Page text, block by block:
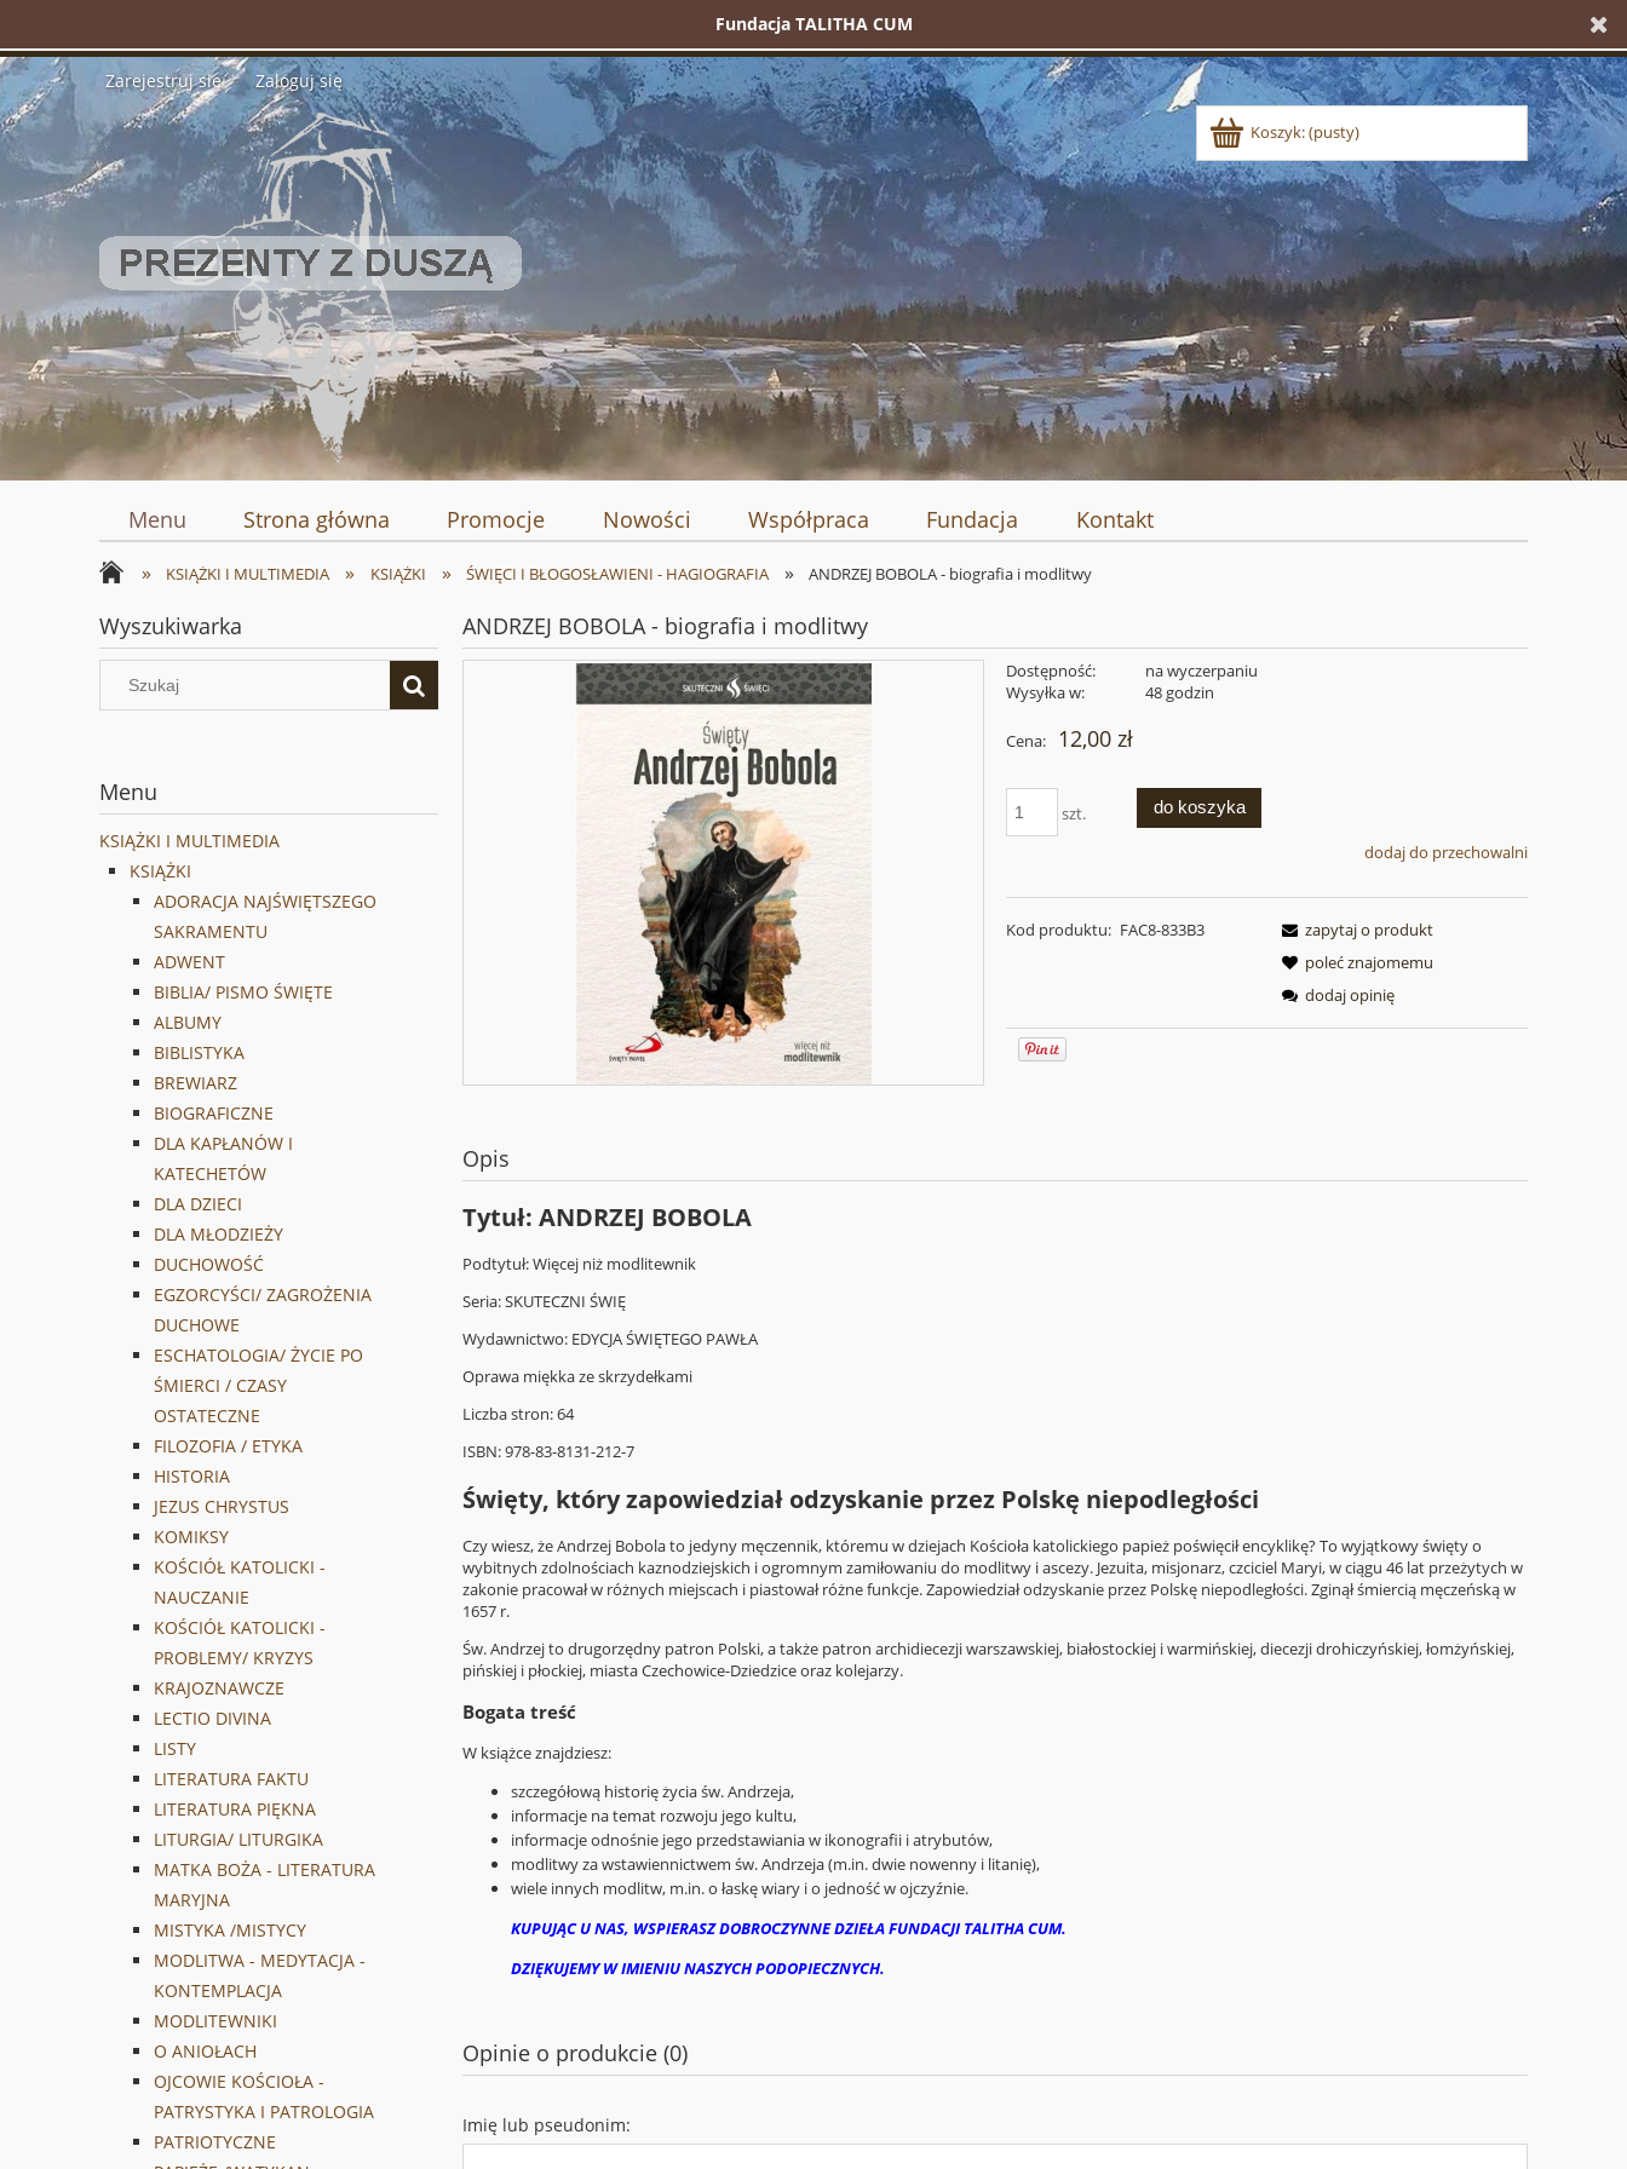
Fundacja TALITHA CUM
Zarejestruj się Zaloguj się
Koszyk:(pusty)
Menu Strona główna Promocje Nowości Współpraca Fundacja Kontakt
» KSIĄŻKI I MULTIMEDIA » KSIĄŻKI » ŚWIĘCI I BŁOGOSŁAWIENI - HAGIOGRAFIA » ANDRZEJ BOBOLA - biografia i modlitwy
Wyszukiwarka
Menu
KSIĄŻKI I MULTIMEDIA
KSIĄŻKI
ADORACJA NAJŚWIĘTSZEGO
SAKRAMENTU
ADWENT
BIBLIA/ PISMO ŚWIĘTE
ALBUMY
BIBLISTYKA
BREWIARZ
BIOGRAFICZNE
DLA KAPŁANÓW I
KATECHETÓW
DLA DZIECI
DLA MŁODZIEŻY
DUCHOWOŚĆ
EGZORCYŚCI/ ZAGROŻENIA
DUCHOWE
ESCHATOLOGIA/ ŻYCIE PO
ŚMIERCI / CZASY
OSTATECZNE
FILOZOFIA / ETYKA
HISTORIA
JEZUS CHRYSTUS
KOMIKSY
KOŚCIÓŁ KATOLICKI -
NAUCZANIE
KOŚCIÓŁ KATOLICKI -
PROBLEMY/ KRYZYS
KRAJOZNAWCZE
LECTIO DIVINA
LISTY
LITERATURA FAKTU
LITERATURA PIĘKNA
LITURGIA/ LITURGIKA
MATKA BOŻA - LITERATURA
MARYJNA
MISTYKA /MISTYCY
MODLITWA - MEDYTACJA -
KONTEMPLACJA
MODLITEWNIKI
O ANIOŁACH
OJCOWIE KOŚCIOŁA -
PATRYSTYKA I PATROLOGIA
PATRIOTYCZNE
ANDRZEJ BOBOLA - biografia i modlitwy
Dostępność:
na wyczerpaniu
Wysyłka w:
48 godzin
Cena: 12,00 zł
szt. do koszyka
dodaj do przechowalni
Kod produktu: FAC8-833B3
zapytaj o produkt
poleć znajomemu
dodaj opinię
Opis
Tytuł: ANDRZEJ BOBOLA
Podtytuł: Więcej niż modlitewnik
Seria: SKUTECZNI ŚWIĘ
Wydawnictwo: EDYCJA ŚWIĘTEGO PAWŁA
Oprawa miękka ze skrzydełkami
Liczba stron: 64
ISBN: 978-83-8131-212-7
Święty, który zapowiedział odzyskanie przez Polskę niepodległości
Czy wiesz, że Andrzej Bobola to jedyny męczennik, któremu w dziejach Kościoła katolickiego papież poświęcił encyklikę? To wyjątkowy święty o
wybitnych zdolnościach kaznodziejskich i ogromnym zamiłowaniu do modlitwy i ascezy. Jezuita, misjonarz, czciciel Maryi, w ciągu 46 lat przeżytych w
zakonie pracował w różnych miejscach i piastował różne funkcje. Zapowiedział odzyskanie przez Polskę niepodległości. Zginął śmiercią męczeńską w
1657 r.
Św. Andrzej to drugorzędny patron Polski, a także patron archidiecezji warszawskiej, białostockiej i warmińskiej, diecezji drohiczyńskiej, łomżyńskiej,
pińskiej i płockiej, miasta Czechowice-Dziedzice oraz kolejarzy.
Bogata treść
W książce znajdziesz:
szczegółową historię życia św. Andrzeja,
informacje na temat rozwoju jego kultu,
informacje odnośnie jego przedstawiania w ikonografii i atrybutów,
modlitwy za wstawiennictwem św. Andrzeja (m.in. dwie nowenny i litanię),
wiele innych modlitw, m.in. o łaskę wiary i o jedność w ojczyźnie.
KUPUJĄC U NAS, WSPIERASZ DOBROCZYNNE DZIEŁA FUNDACJI TALITHA CUM.
DZIĘKUJEMY W IMIENIU NASZYCH PODOPIECZNYCH.
Opinie o produkcie (0)
Imię lub pseudonim: